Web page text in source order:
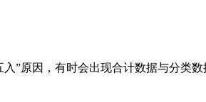
原因，有时会出现合计数据与分类数